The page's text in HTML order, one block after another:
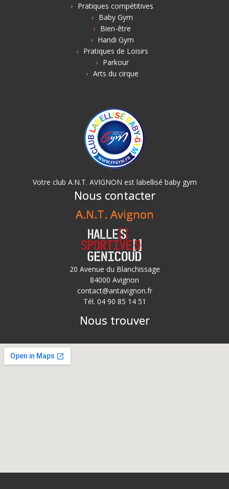
Pratiques compétitives
Baby Gym
Bien-être
Handi Gym
Pratiques de Loisirs
Parkour
Arts du cirque
Votre club A.N.T. AVIGNON est labellisé baby gym
Nous contacter
A.N.T. Avignon
20 Avenue du Blanchissage
84000 Avignon
contact@antavignon.fr
Tél. 04 90 85 14 51
Nous trouver